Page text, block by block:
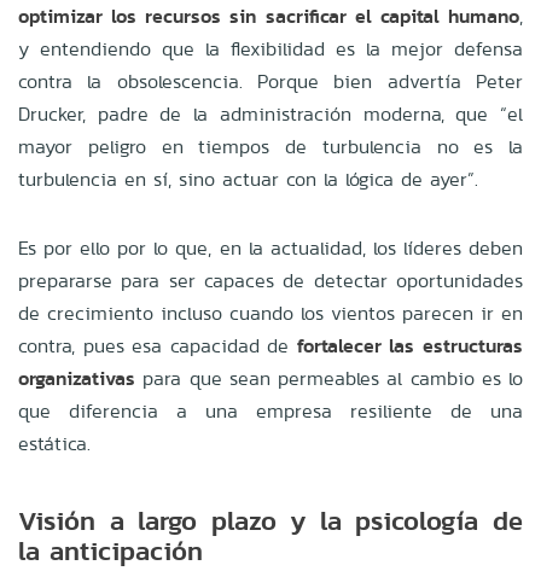
optimizar los recursos sin sacrificar el capital humano,
y entendiendo que la flexibilidad es la mejor defensa
contra la obsolescencia. Porque bien advertía Peter
Drucker, padre de la administración moderna, que “el
mayor peligro en tiempos de turbulencia no es la
turbulencia en sí, sino actuar con la lógica de ayer”.
Es por ello por lo que, en la actualidad, los líderes deben
prepararse para ser capaces de detectar oportunidades
de crecimiento incluso cuando los vientos parecen ir en
contra, pues esa capacidad de fortalecer las estructuras
organizativas para que sean permeables al cambio es lo
que diferencia a una empresa resiliente de una
estática.
Visión a largo plazo y la psicología de
la anticipación